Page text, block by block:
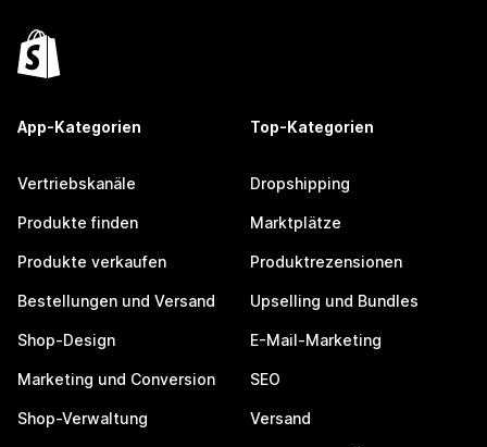
App-Kategorien
Vertriebskanäle
Produkte finden
Produkte verkaufen
Bestellungen und Versand
Shop-Design
Marketing und Conversion
Shop-Verwaltung
Top-Kategorien
Dropshipping
Marktplätze
Produktrezensionen
Upselling und Bundles
E-Mail-Marketing
SEO
Versand